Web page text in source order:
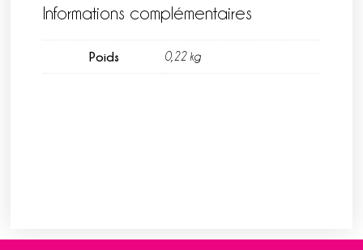
Informations complémentaires
Poids 0,22 kg